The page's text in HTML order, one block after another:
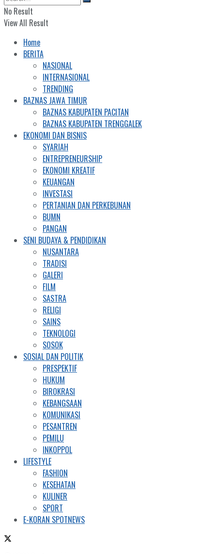
No Result
View All Result
Home
BERITA
NASIONAL
INTERNASIONAL
TRENDING
BAZNAS JAWA TIMUR
BAZNAS KABUPATEN PACITAN
BAZNAS KABUPATEN TRENGGALEK
EKONOMI DAN BISNIS
SYARIAH
ENTREPRENEURSHIP
EKONOMI KREATIF
KEUANGAN
INVESTASI
PERTANIAN DAN PERKEBUNAN
BUMN
PANGAN
SENI BUDAYA & PENDIDIKAN
NUSANTARA
TRADISI
GALERI
FILM
SASTRA
RELIGI
SAINS
TEKNOLOGI
SOSOK
SOSIAL DAN POLITIK
PRESPEKTIF
HUKUM
BIROKRASI
KEBANGSAAN
KOMUNIKASI
PESANTREN
PEMILU
INKOPPOL
LIFESTYLE
FASHION
KESEHATAN
KULINER
SPORT
E-KORAN SPOTNEWS